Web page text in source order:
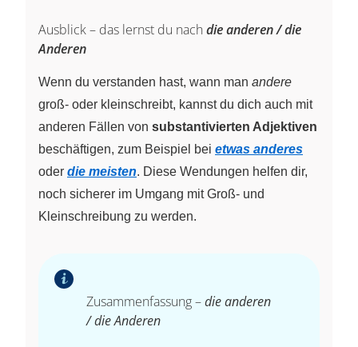
Ausblick – das lernst du nach die anderen / die
Anderen
Wenn du verstanden hast, wann man andere
groß- oder kleinschreibt, kannst du dich auch mit
anderen Fällen von substantivierten Adjektiven
beschäftigen, zum Beispiel bei etwas anderes
oder die meisten. Diese Wendungen helfen dir,
noch sicherer im Umgang mit Groß- und
Kleinschreibung zu werden.
Zusammenfassung –die anderen
/ die Anderen